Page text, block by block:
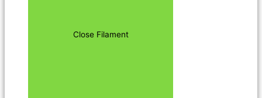
Close Filament